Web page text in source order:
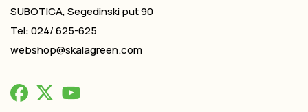
SUBOTICA, Segedinski put 90
Tel: 024/ 625-625
webshop@skalagreen.com